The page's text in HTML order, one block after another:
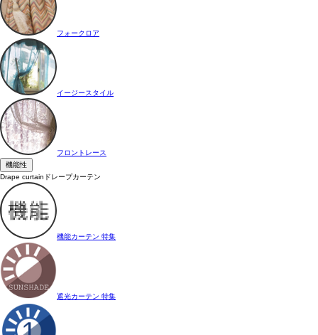
フォークロア
イージースタイル
フロントレース
機能性
Drape curtain ドレープカーテン
機能カーテン 特集
遮光カーテン 特集